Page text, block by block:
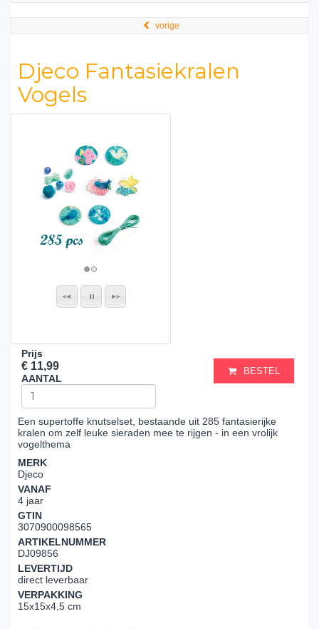
vorige
Djeco Fantasiekralen
Vogels
Prijs
€ 11,99
AANTAL
BESTEL
Een supertoffe knutselset, bestaande uit 285 fantasierijke
kralen om zelf leuke sieraden mee te rijgen - in een vrolijk
vogelthema
MERK
Djeco
VANAF
4 jaar
GTIN
3070900098565
ARTIKELNUMMER
DJ09856
LEVERTIJD
direct leverbaar
VERPAKKING
15x15x4,5 cm